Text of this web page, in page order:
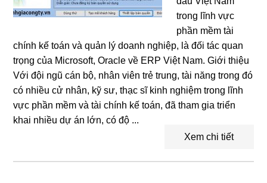
trong lĩnh vực
phần mềm tài
chính kế toán và quản lý doanh nghiệp, là đối tác quan
trọng của Microsoft, Oracle về ERP Việt Nam. Giới thiệu
Với đội ngũ cán bộ, nhân viên trẻ trung, tài năng trong đó
có nhiều cử nhân, kỹ sư, thạc sĩ kinh nghiệm trong lĩnh
vực phần mềm và tài chính kế toán, đã tham gia triển
khai nhiều dự án lớn, có độ ...
Xem chi tiết